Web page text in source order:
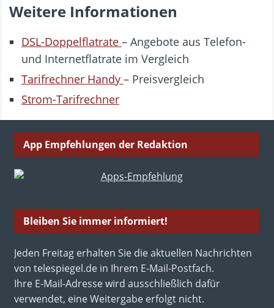
Weitere Informationen
DSL-Doppelflatrate – Angebote aus Telefon-
und Internetflatrate im Vergleich
Tarifrechner Handy – Preisvergleich
Strom-Tarifrechner
App Empfehlungen der Redaktion
Bleiben Sie immer informiert!
Jeden Freitag erhalten Sie die aktuellen Nachrichten
von telespiegel.de in Ihrem E-Mail-Postfach.
Ihre E-Mail-Adresse wird ausschließlich dafür
verwendet, eine Weitergabe erfolgt nicht.